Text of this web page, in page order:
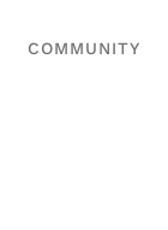
COMMUNITY